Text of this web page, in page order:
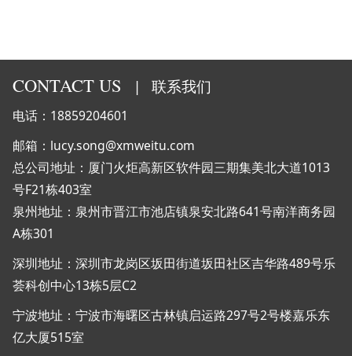
CONTACT US | 联系我们
电话：18859204601
邮箱：lucy.song@xmweitu.com
总公司地址：厦门火炬高新区软件园三期集美北大道1013
号F21栋403室
泉州地址：泉州市晋江市池店镇泉安北路641号南洋商务园
A栋301
深圳地址：深圳市龙岗区坂田街道坂田社区吉华路489号乐
荟科创中心13栋5层C2
宁波地址：宁波市海曙区古林镇启运路297号2号楼嘉乐东
亿大厦515室